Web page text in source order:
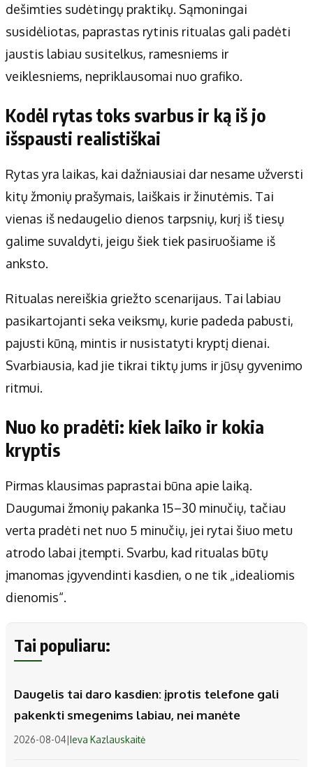
dešimties sudėtingų praktikų. Sąmoningai
susidėliotas, paprastas rytinis ritualas gali padėti
jaustis labiau susitelkus, ramesniems ir
veiklesniems, nepriklausomai nuo grafiko.
Kodėl rytas toks svarbus ir ką iš jo
išspausti realistiškai
Rytas yra laikas, kai dažniausiai dar nesame užversti
kitų žmonių prašymais, laiškais ir žinutėmis. Tai
vienas iš nedaugelio dienos tarpsnių, kurį iš tiesų
galime suvaldyti, jeigu šiek tiek pasiruošiame iš
anksto.
Ritualas nereiškia griežto scenarijaus. Tai labiau
pasikartojanti seka veiksmų, kurie padeda pabusti,
pajusti kūną, mintis ir nusistatyti kryptį dienai.
Svarbiausia, kad jie tikrai tiktų jums ir jūsų gyvenimo
ritmui.
Nuo ko pradėti: kiek laiko ir kokia
kryptis
Pirmas klausimas paprastai būna apie laiką.
Daugumai žmonių pakanka 15–30 minučių, tačiau
verta pradėti net nuo 5 minučių, jei rytai šiuo metu
atrodo labai įtempti. Svarbu, kad ritualas būtų
įmanomas įgyvendinti kasdien, o ne tik „idealiomis
dienomis“.
Tai populiaru:
Daugelis tai daro kasdien: įprotis telefone gali
pakenkti smegenims labiau, nei manėte
2026-08-04|Ieva Kazlauskaitė